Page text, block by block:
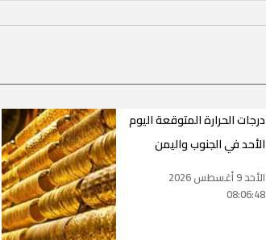
درجات الحرارة المتوقعة اليوم
الأحد في الجنوب واليمن
الأحد 9 أغسطس 2026
08:06:48